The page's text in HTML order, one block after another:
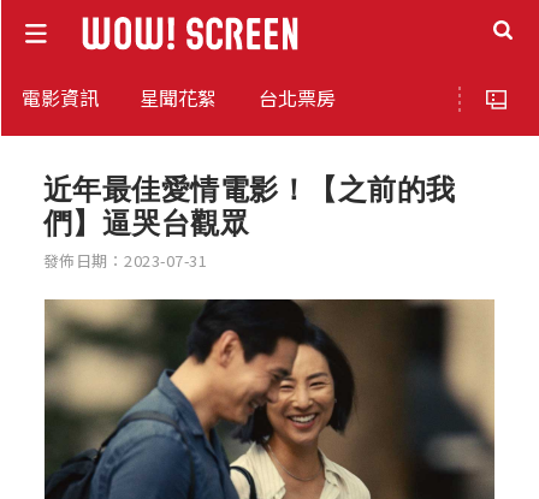
電影資訊 星聞花絮 台北票房
近年最佳愛情電影！【之前的我
們】逼哭台觀眾
發佈日期：2023-07-31